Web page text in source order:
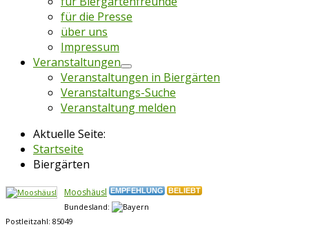
für die Presse
über uns
Impressum
Veranstaltungen
Veranstaltungen in Biergärten
Veranstaltungs-Suche
Veranstaltung melden
Aktuelle Seite:
Startseite
Biergärten
Mooshäusl EMPFEHLUNG BELIEBT
Bundesland:
Postleitzahl: 85049